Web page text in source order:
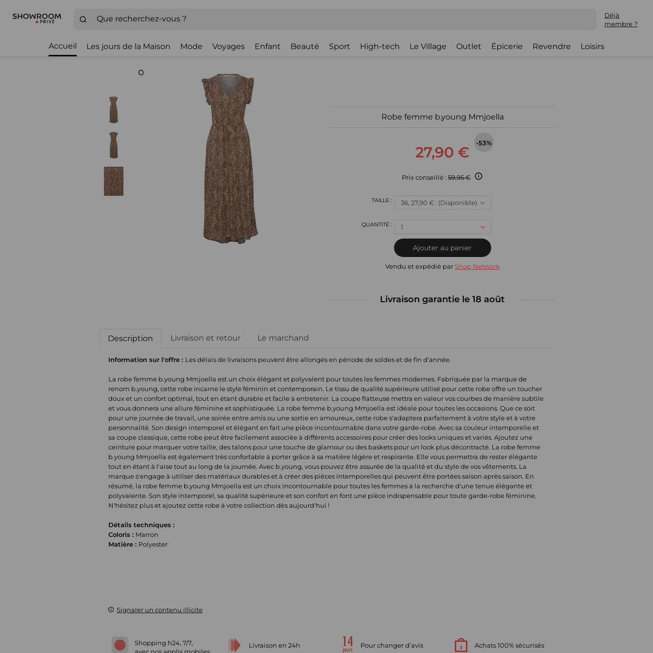
Déjà
membre ?
Accueil Les jours de la Maison Mode Voyages Enfant Beauté Sport High-tech Le Village Outlet Épicerie Revendre Loisirs
Robe femme b.young Mmjoella
27,90 €
-53%
Prix conseillé :59,95 €
36, 27,90 € : (Disponible)
1
Ajouter au panier
Vendu et expédié par Shop Network
Livraison garantie le 18 août
Description Livraison et retour Le marchand
Information sur l'offre : Les délais de livraisons peuvent être allongés en période de soldes et de fin d'année.
La robe femme b.young Mmjoella est un choix élégant et polyvalent pour toutes les femmes modernes. Fabriquée par la marque de
renom b.young, cette robe incarne le style féminin et contemporain. Le tissu de qualité supérieure utilisé pour cette robe offre un toucher
doux et un confort optimal, tout en étant durable et facile à entretenir. La coupe flatteuse mettra en valeur vos courbes de manière subtile
et vous donnera une allure féminine et sophistiquée. La robe femme b.young Mmjoella est idéale pour toutes les occasions. Que ce soit
pour une journée de travail, une soirée entre amis ou une sortie en amoureux, cette robe s'adaptera parfaitement à votre style et à votre
personnalité. Son design intemporel et élégant en fait une pièce incontournable dans votre garde-robe. Avec sa couleur intemporelle et
sa coupe classique, cette robe peut être facilement associée à différents accessoires pour créer des looks uniques et variés. Ajoutez une
ceinture pour marquer votre taille, des talons pour une touche de glamour ou des baskets pour un look plus décontracté. La robe femme
b.young Mmjoella est également très confortable à porter grâce à sa matière légère et respirante. Elle vous permettra de rester élégante
tout en étant à l'aise tout au long de la journée. Avec b.young, vous pouvez être assurée de la qualité et du style de vos vêtements. La
marque s'engage à utiliser des matériaux durables et à créer des pièces intemporelles qui peuvent être portées saison après saison. En
résumé, la robe femme b.young Mmjoella est un choix incontournable pour toutes les femmes à la recherche d'une tenue élégante et
polyvalente. Son style intemporel, sa qualité supérieure et son confort en font une pièce indispensable pour toute garde-robe féminine.
N'hésitez plus et ajoutez cette robe à votre collection dès aujourd'hui !
Détails techniques :
Coloris : Marron
Matière : Polyester
Signaler un contenu illicite
Shopping h24, 7/7,
avec nos applis mobiles
Livraison en 24h Pour changer d’avis Achats 100% sécurisés